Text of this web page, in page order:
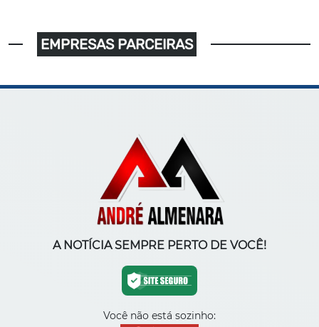
EMPRESAS PARCEIRAS
A NOTÍCIA SEMPRE PERTO DE VOCÊ!
Você não está sozinho: